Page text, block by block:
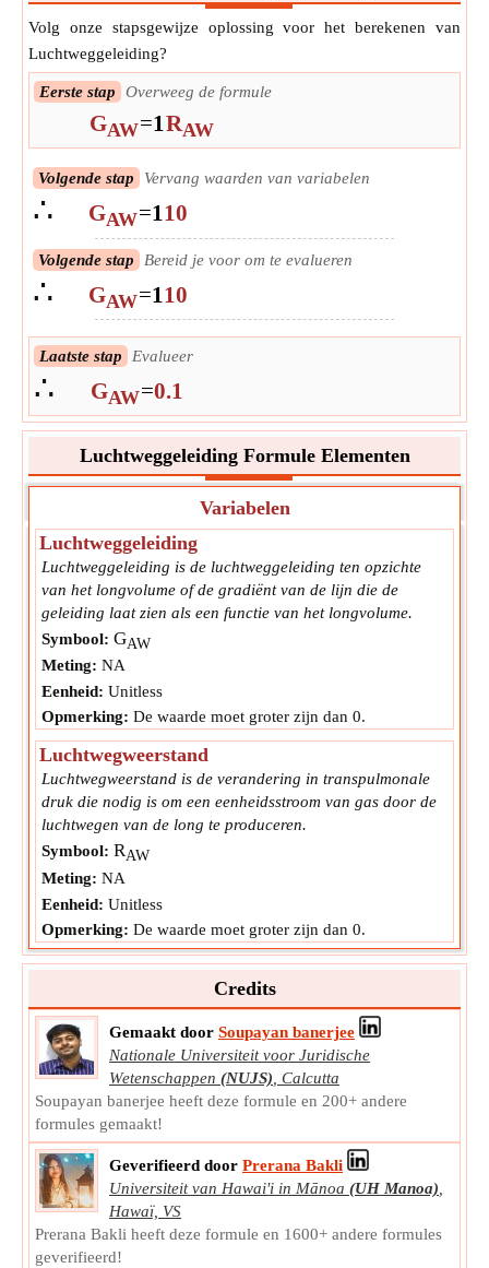
Volg onze stapsgewijze oplossing voor het berekenen van
Luchtweggeleiding?
Eerste stap Overweeg de formule
GAW=1RAW
Volgende stap Vervang waarden van variabelen
∴ GAW=110
Volgende stap Bereid je voor om te evalueren
∴ GAW=110
Laatste stap Evalueer
∴ GAW=0.1
Luchtweggeleiding Formule Elementen
Variabelen
Luchtweggeleiding
Luchtweggeleiding is de luchtweggeleiding ten opzichte
van het longvolume of de gradiënt van de lijn die de
geleiding laat zien als een functie van het longvolume.
Symbool: GAW
Meting: NA
Eenheid: Unitless
Opmerking: De waarde moet groter zijn dan 0.
Luchtwegweerstand
Luchtwegweerstand is de verandering in transpulmonale
druk die nodig is om een eenheidsstroom van gas door de
luchtwegen van de long te produceren.
Symbool: RAW
Meting: NA
Eenheid: Unitless
Opmerking: De waarde moet groter zijn dan 0.
Credits
Gemaakt door Soupayan banerjee
Nationale Universiteit voor Juridische
Wetenschappen (NUJS) Calcutta
Soupayan banerjee heeft deze formule en 200+ andere
formules gemaakt!
Geverifieerd door Prerana Bakli
Universiteit van Hawai'i in Mānoa (UH Manoa)
Hawaï, VS
Prerana Bakli heeft deze formule en 1600+ andere formules
geverifieerd!